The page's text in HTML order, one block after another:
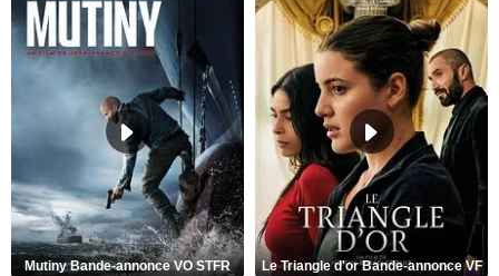
Mutiny Bande-annonce VO STFR Le Triangle d'or Bande-annonce VF